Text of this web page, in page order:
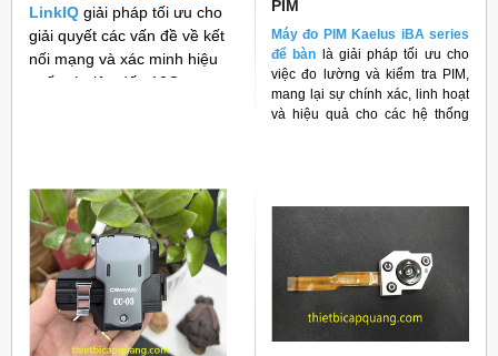
LinkIQ giải pháp tối ưu cho
giải quyết các vấn đề về kết
nối mạng và xác minh hiệu
suất cáp lên đến 10G
PIM
Máy đo PIM Kaelus iBA series
để bàn là giải pháp tối ưu cho
việc đo lường và kiểm tra PIM,
mang lại sự chính xác, linh hoạt
và hiệu quả cho các hệ thống